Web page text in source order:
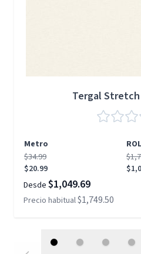
Tergal Stretch
Metro
$34.99
$20.99
Desde $1,049.69
Precio habitual$1,749.50